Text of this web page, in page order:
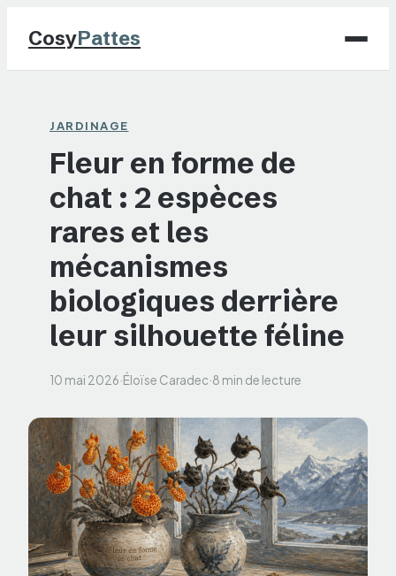
CosyPattes
Chats
NAC
Maison
Jardinage
JARDINAGE
Fleur en forme de
chat : 2 espèces
rares et les
mécanismes
biologiques derrière
leur silhouette féline
10 mai 2026·Éloïse Caradec·8 min de lecture